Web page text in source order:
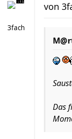
3fach
von
Das